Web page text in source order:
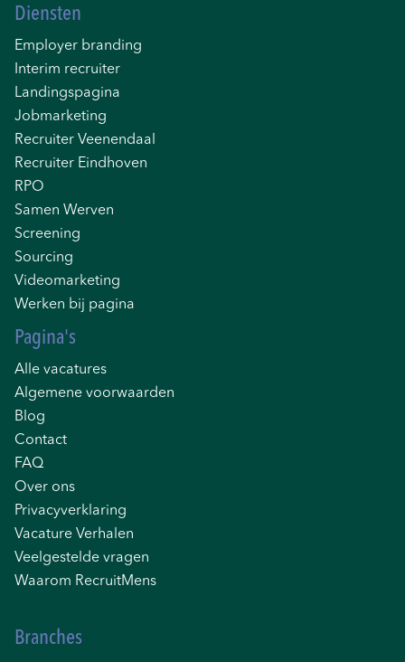
Diensten
Employer branding
Interim recruiter
Landingspagina
Jobmarketing
Recruiter Veenendaal
Recruiter Eindhoven
RPO
Samen Werven
Screening
Sourcing
Videomarketing
Werken bij pagina
Pagina's
Alle vacatures
Algemene voorwaarden
Blog
Contact
FAQ
Over ons
Privacyverklaring
Vacature Verhalen
Veelgestelde vragen
Waarom RecruitMens
Branches